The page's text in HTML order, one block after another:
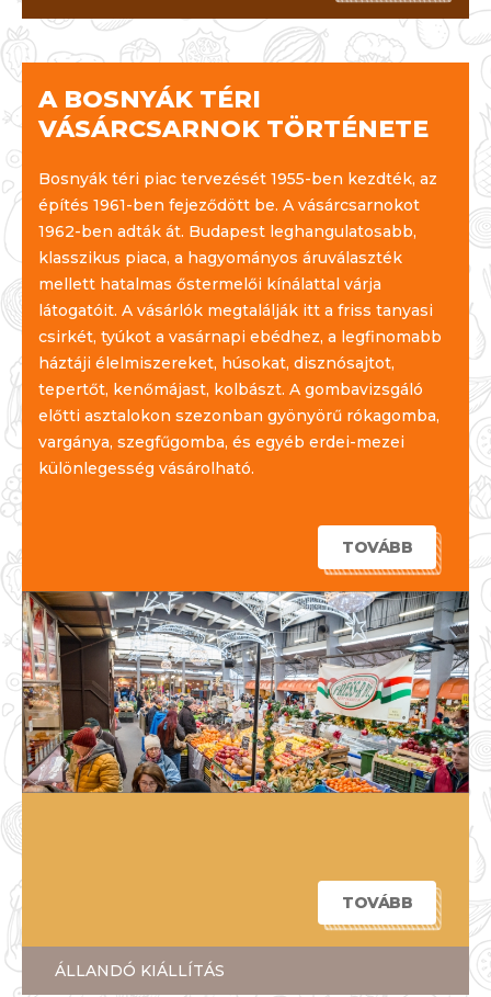
A BOSNYÁK TÉRI
VÁSÁRCSARNOK TÖRTÉNETE
Bosnyák téri piac tervezését 1955-ben kezdték, az
építés 1961-ben fejeződött be. A vásárcsarnokot
1962-ben adták át. Budapest leghangulatosabb,
klasszikus piaca, a hagyományos áruválaszték
mellett hatalmas őstermelői kínálattal várja
látogatóit. A vásárlók megtalálják itt a friss tanyasi
csirkét, tyúkot a vasárnapi ebédhez, a legfinomabb
háztáji élelmiszereket, húsokat, disznósajtot,
tepertőt, kenőmájast, kolbászt. A gombavizsgáló
előtti asztalokon szezonban gyönyörű rókagomba,
vargánya, szegfűgomba, és egyéb erdei-mezei
különlegesség vásárolható.
TOVÁBB
TOVÁBB
ÁLLANDÓ KIÁLLÍTÁS